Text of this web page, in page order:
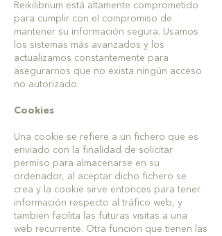
Reikilibrium está altamente comprometido
para cumplir con el compromiso de
mantener su información segura. Usamos
los sistemas más avanzados y los
actualizamos constantemente para
asegurarnos que no exista ningún acceso
no autorizado.
Cookies
Una cookie se refiere a un fichero que es
enviado con la finalidad de solicitar
permiso para almacenarse en su
ordenador, al aceptar dicho fichero se
crea y la cookie sirve entonces para tener
información respecto al tráfico web, y
también facilita las futuras visitas a una
web recurrente. Otra función que tienen las